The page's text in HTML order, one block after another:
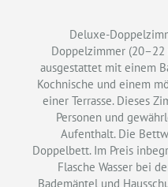
Deluxe-
Doppelzimmer
ausgestattet mit einem
Kochnische und einem
einer Terrasse. Dieses
Personen und
Aufenthalt. Die
Doppelbett. Im Preis
Flasche Wasser bei
Bademäntel und